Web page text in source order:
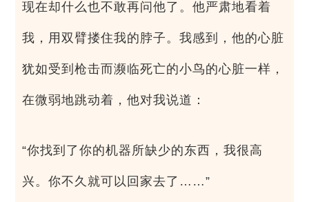
现在却什么也不敢再问他了。他严肃地看着
我，用双臂搂住我的脖子。我感到，他的心脏
犹如受到枪击而濒临死亡的小鸟的心脏一样，
在微弱地跳动着，他对我说道：
“你找到了你的机器所缺少的东西，我很高
兴。你不久就可以回家去了……”